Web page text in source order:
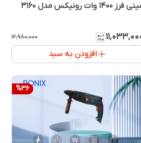
فرز 1400 وات رونیکس مدل 3160
۱۲٬۹۸۰٬۰۰۰
افزودن به سبد
%36